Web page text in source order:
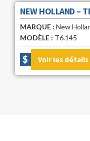
NEW HOLLAND –
MARQUE : New
MODÈLE : T7.190
$ Voir les détails